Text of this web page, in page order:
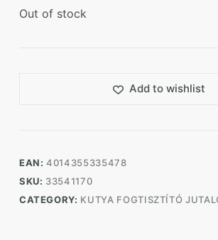
Out of stock
Add to wishlist
EAN:4014355335478
SKU: 33541170
CATEGORY: KUTYA FOGTISZTÍTÓ